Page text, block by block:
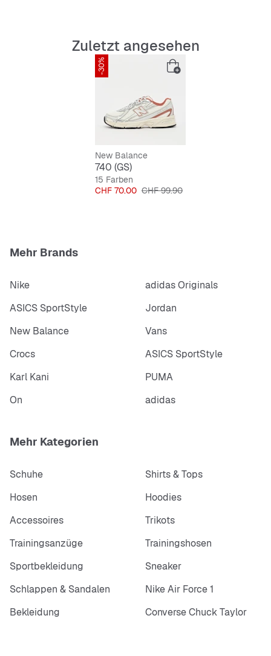
Flexibel und langlebig durch abriebfeste
Stoßdämpfend für mehr Komfort
Robust und strapazierfähig
Zuletzt angesehen
-30%
New Balance
740 (GS)
15 Farben
Preis
CHF 70.00 Originalpreis
CHF 99.90
Mehr Brands
Nike
adidas Originals
ASICS SportStyle
Jordan
New Balance
Vans
Crocs
ASICS SportStyle
Karl Kani
PUMA
On
adidas
Mehr Kategorien
Schuhe
Shirts & Tops
Hosen
Hoodies
Accessoires
Trikots
Trainingsanzüge
Trainingshosen
Sportbekleidung
Sneaker
Schlappen & Sandalen
Nike Air Force 1
Bekleidung
Converse Chuck Taylor